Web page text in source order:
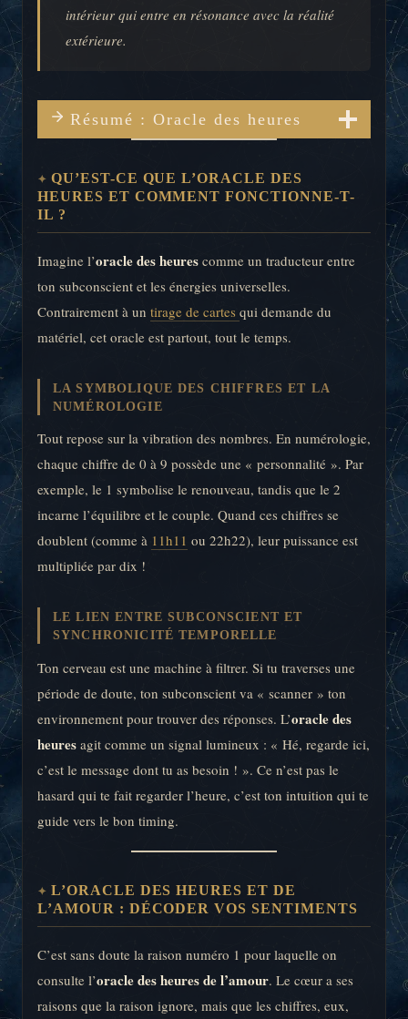
intérieur qui entre en résonance avec la réalité
extérieure.
Résumé : Oracle des heures
QU’EST-CE QUE L’ORACLE DES
HEURES ET COMMENT FONCTIONNE-T-
IL ?
Imagine l’oracle des heures comme un traducteur entre
ton subconscient et les énergies universelles.
Contrairement à un tirage de cartes qui demande du
matériel, cet oracle est partout, tout le temps.
LA SYMBOLIQUE DES CHIFFRES ET LA
NUMÉROLOGIE
Tout repose sur la vibration des nombres. En numérologie,
chaque chiffre de 0 à 9 possède une « personnalité ». Par
exemple, le 1 symbolise le renouveau, tandis que le 2
incarne l’équilibre et le couple. Quand ces chiffres se
doublent (comme à 11h11 ou 22h22), leur puissance est
multipliée par dix !
LE LIEN ENTRE SUBCONSCIENT ET
SYNCHRONICITÉ TEMPORELLE
Ton cerveau est une machine à filtrer. Si tu traverses une
période de doute, ton subconscient va « scanner » ton
environnement pour trouver des réponses. L’oracle des
heures agit comme un signal lumineux : « Hé, regarde ici,
c’est le message dont tu as besoin ! ». Ce n’est pas le
hasard qui te fait regarder l’heure, c’est ton intuition qui te
guide vers le bon timing.
L’ORACLE DES HEURES ET DE
L’AMOUR : DÉCODER VOS SENTIMENTS
C’est sans doute la raison numéro 1 pour laquelle on
consulte l’oracle des heures de l’amour. Le cœur a ses
raisons que la raison ignore, mais que les chiffres, eux,